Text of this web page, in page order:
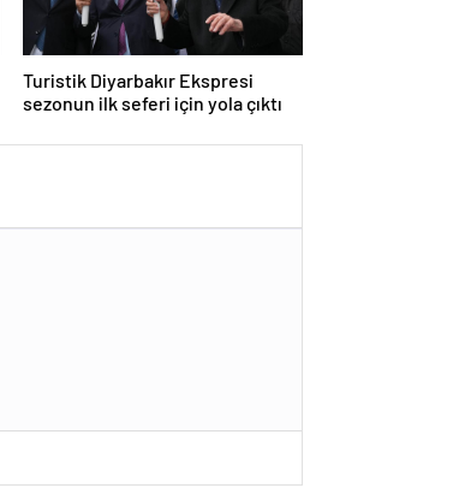
Turistik Diyarbakır Ekspresi
sezonun ilk seferi için yola çıktı